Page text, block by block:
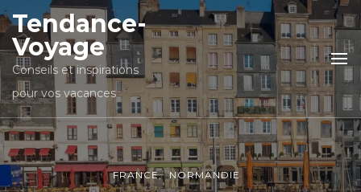
Tendance-
Voyage
Conseils et inspirations
pour vos vacances
FRANCE NORMANDIE